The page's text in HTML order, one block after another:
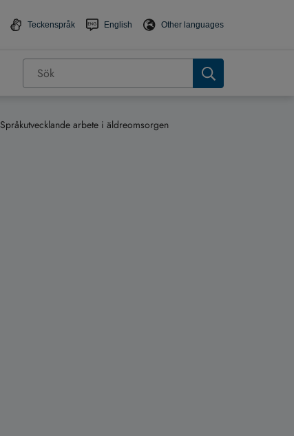
Teckenspråk English Other languages
Språkutvecklande arbete i äldreomsorgen